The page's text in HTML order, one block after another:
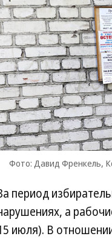
Фото: Давид Френкель,
период
а
июля). В